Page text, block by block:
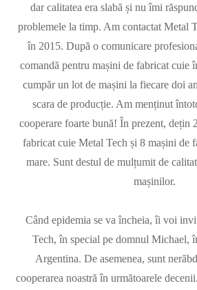
dar calitatea era slabă și nu îmi
problemele la timp. Am contactat Metal
în 2015. După o comunicare
comandă pentru mașini de fabricat cuie
cumpăr un lot de mașini la fiecare doi
scara de producție. Am menținut
cooperare foarte bună! În prezent, dețin
fabricat cuie Metal Tech și 8 mașini de
mare. Sunt destul de mulțumit de
mașinilor.
Când epidemia se va încheia, îi voi
Tech, în special pe domnul Michael,
Argentina. De asemenea, sunt
cooperarea noastră în următoarele